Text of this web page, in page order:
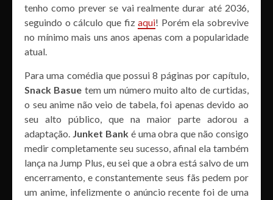
tenho como prever se vai realmente durar até 2036,
seguindo o cálculo que fizaqui! Porém ela sobrevive
no mínimo mais uns anos apenas com a popularidade
atual.
Para uma comédia que possui 8 páginas por capítulo,
Snack Basue tem um número muito alto de curtidas,
o seu anime não veio de tabela, foi apenas devido ao
seu alto público, que na maior parte adorou a
adaptação. Junket Banké uma obra que não consigo
medir completamente seu sucesso, afinal ela também
lança na Jump Plus, eu sei que a obra está salvo de um
encerramento, e constantemente seus fãs pedem por
um anime, infelizmente o anúncio recente foi de uma